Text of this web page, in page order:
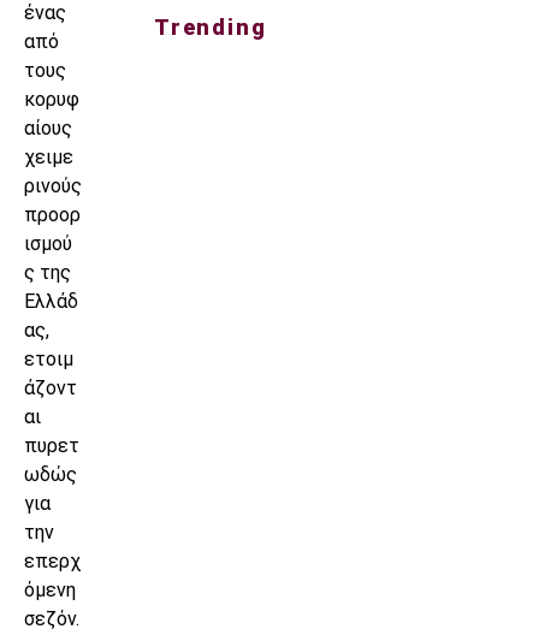
ένας
από
τους
κορυφ
αίους
χειμε
ρινούς
προορ
ισμού
ς της
Ελλάδ
ας,
ετοιμ
άζοντ
αι
πυρετ
ωδώς
για
την
επερχ
όμενη
σεζόν.
Trending